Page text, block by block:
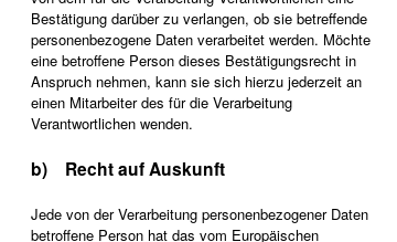
Bestätigung darüber zu verlangen, ob sie betreffende
personenbezogene Daten verarbeitet werden. Möchte
eine betroffene Person dieses Bestätigungsrecht in
Anspruch nehmen, kann sie sich hierzu jederzeit an
einen Mitarbeiter des für die Verarbeitung
Verantwortlichen wenden.
b) Recht auf Auskunft
Jede von der Verarbeitung personenbezogener Daten
betroffene Person hat das vom Europäischen